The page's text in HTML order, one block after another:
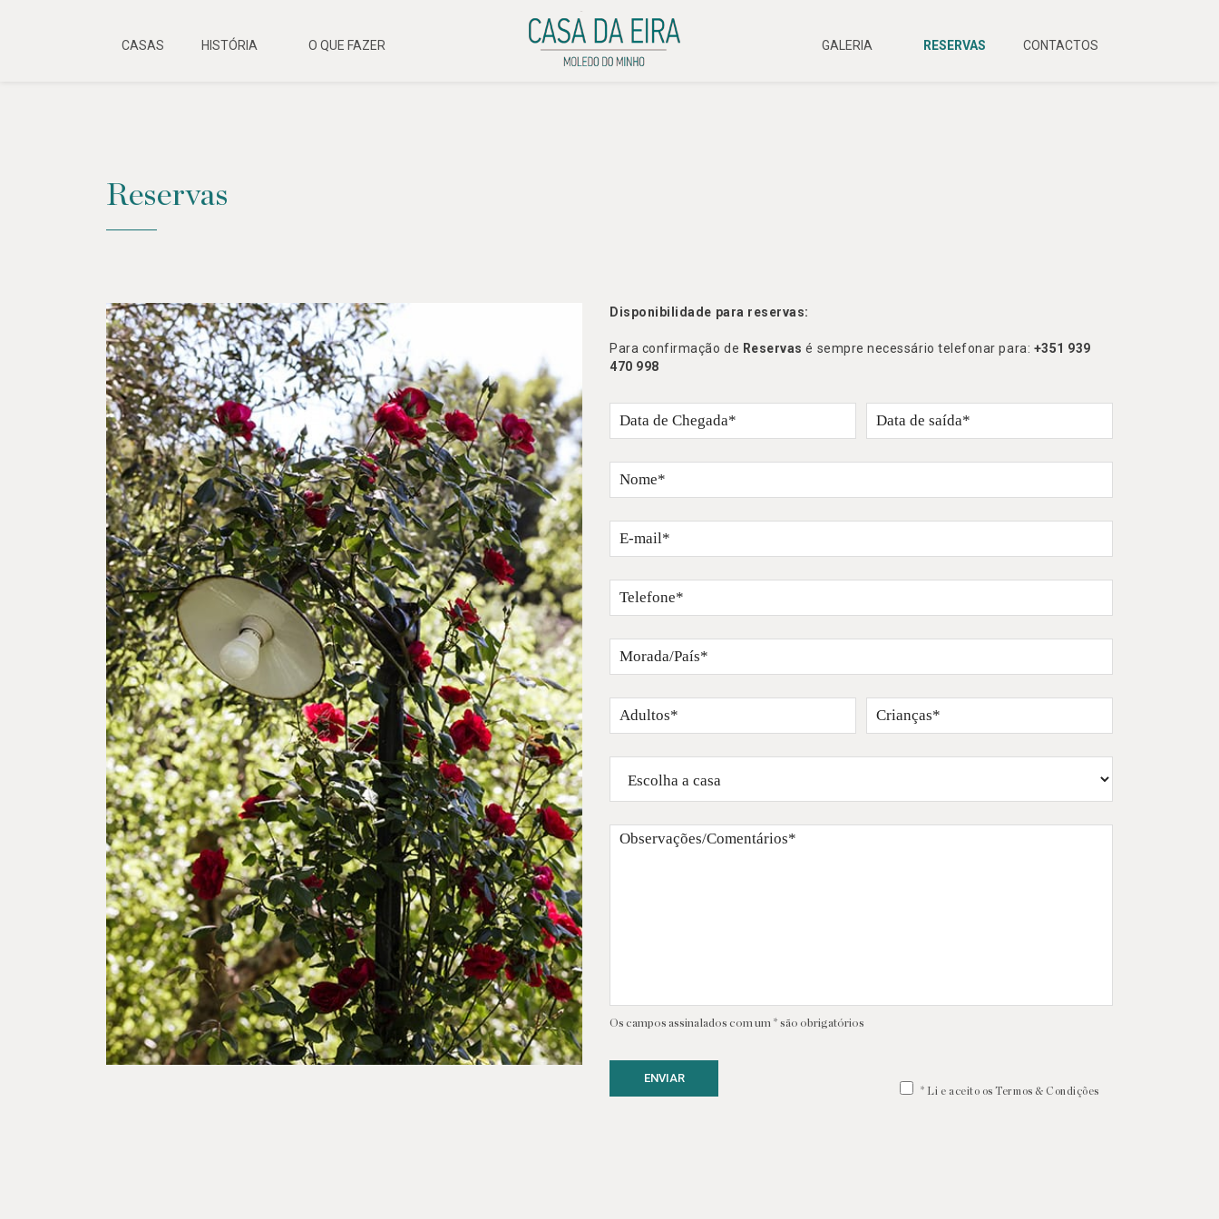
CASAS HISTÓRIA O QUE FAZER GALERIA RESERVAS CONTACTOS
Reservas
Disponibilidade para reservas:
Para confirmação de Reservas é sempre necessário telefonar para: +351 939
470 998
Os campos assinalados com um * são obrigatórios
ENVIAR
* Li e aceito os Termos & Condições